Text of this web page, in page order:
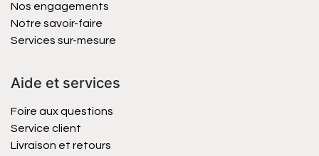
Nos engagements
Notre savoir-faire
Services sur-mesure
Aide et services
Foire aux questions
Service client
Livraison et retours